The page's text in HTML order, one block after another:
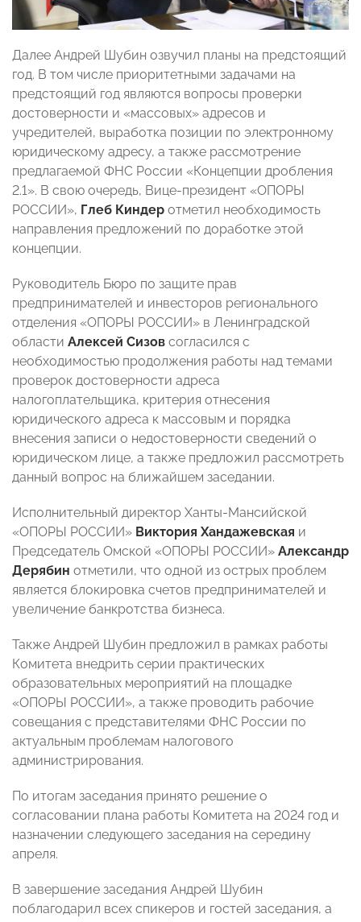
Далее Андрей Шубин озвучил планы на предстоящий
год. В том числе приоритетными задачами на
предстоящий год являются вопросы проверки
достоверности и «массовых» адресов и
учредителей, выработка позиции по электронному
юридическому адресу, а также рассмотрение
предлагаемой ФНС России «Концепции дробления
2.1». В свою очередь, Вице-президент «ОПОРЫ
РОССИИ», Глеб Киндер отметил необходимость
направления предложений по доработке этой
концепции.
Руководитель Бюро по защите прав
предпринимателей и инвесторов регионального
отделения «ОПОРЫ РОССИИ» в Ленинградской
области Алексей Сизов согласился с
необходимостью продолжения работы над темами
проверок достоверности адреса
налогоплательщика, критерия отнесения
юридического адреса к массовым и порядка
внесения записи о недостоверности сведений о
юридическом лице, а также предложил рассмотреть
данный вопрос на ближайшем заседании.
Исполнительный директор Ханты-Мансийской
«ОПОРЫ РОССИИ» Виктория Хандажевская и
Председатель Омской «ОПОРЫ РОССИИ» Александр
Дерябин отметили, что одной из острых проблем
является блокировка счетов предпринимателей и
увеличение банкротства бизнеса.
Также Андрей Шубин предложил в рамках работы
Комитета внедрить серии практических
образовательных мероприятий на площадке
«ОПОРЫ РОССИИ», а также проводить рабочие
совещания с представителями ФНС России по
актуальным проблемам налогового
администрирования.
По итогам заседания принято решение о
согласовании плана работы Комитета на 2024 год и
назначении следующего заседания на середину
апреля.
В завершение заседания Андрей Шубин
поблагодарил всех спикеров и гостей заседания, а